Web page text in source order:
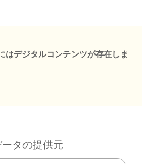
はデジタルコンテンツが存在しま
ータの提供元